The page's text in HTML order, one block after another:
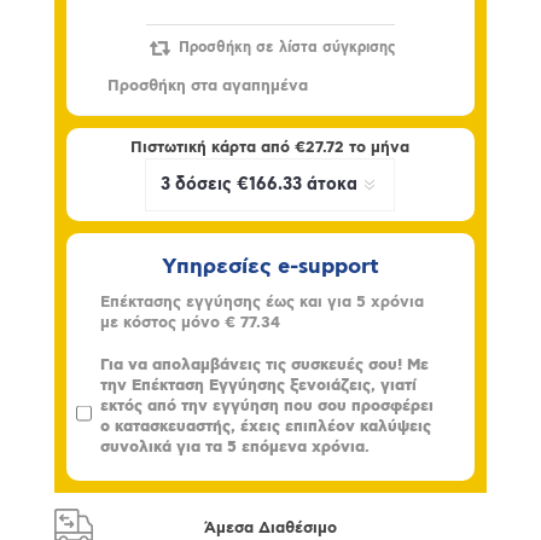
Πιστωτική κάρτα από€27.72 το μήνα
Υπηρεσίες e-support
Επέκτασης εγγύησης έως και για 5 χρόνια
με κόστος μόνο € 77.34
Για να απολαμβάνεις τις συσκευές σου! Με
την Επέκταση Εγγύησης ξενοιάζεις, γιατί
εκτός από την εγγύηση που σου προσφέρει
ο κατασκευαστής, έχεις επιπλέον καλύψεις
συνολικά για τα 5 επόμενα χρόνια.
Άμεσα Διαθέσιμο